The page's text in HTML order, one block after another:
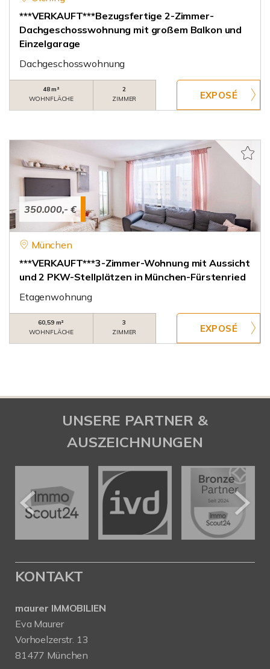
***VERKAUFT***Bezugsfertige 2-Zimmer-
Dachgeschosswohnung mit großem Balkon und
Einzelgarage
Dachgeschosswohnung
48 m²
WOHNFLÄCHE
2
ZIMMER
350.000,- €
München
***VERKAUFT***3-Zimmer-Wohnung mit Aussicht
und 2 PKW-Stellplätzen in München-Fürstenried
Etagenwohnung
60,59 m²
WOHNFLÄCHE
3
ZIMMER
UNSERE PARTNER &
AUSZEICHNUNGEN
KONTAKT
maurer IMMOBILIEN
Eva Maurer
Vorhoelzerstr. 13
81477 München